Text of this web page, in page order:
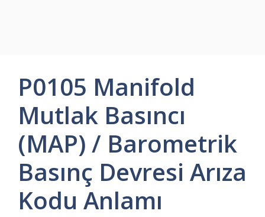
P0105 Manifold
Mutlak Basıncı
(MAP) / Barometrik
Basınç Devresi Arıza
Kodu Anlamı